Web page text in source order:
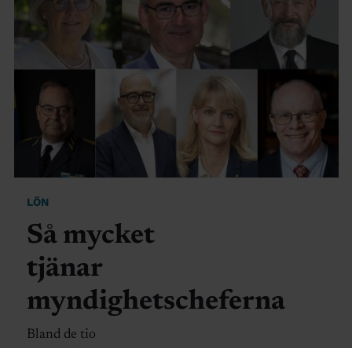
LÖN
Så mycket
tjänar
myndighetscheferna
Bland de tio